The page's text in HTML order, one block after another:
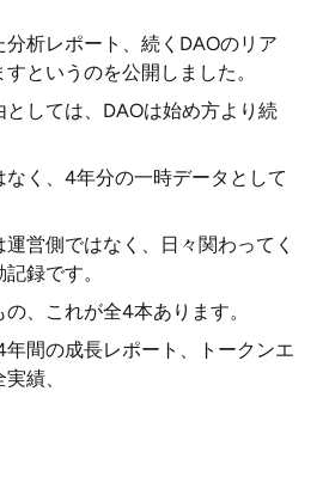
析レポート、続くDAOのリア
というのを公開しました。
しては、DAOは始め方より続
く、4年分の一時データとして
営側ではなく、日々関わってく
録です。
、これが全4本あります。
間の成長レポート、トークンエ
績、